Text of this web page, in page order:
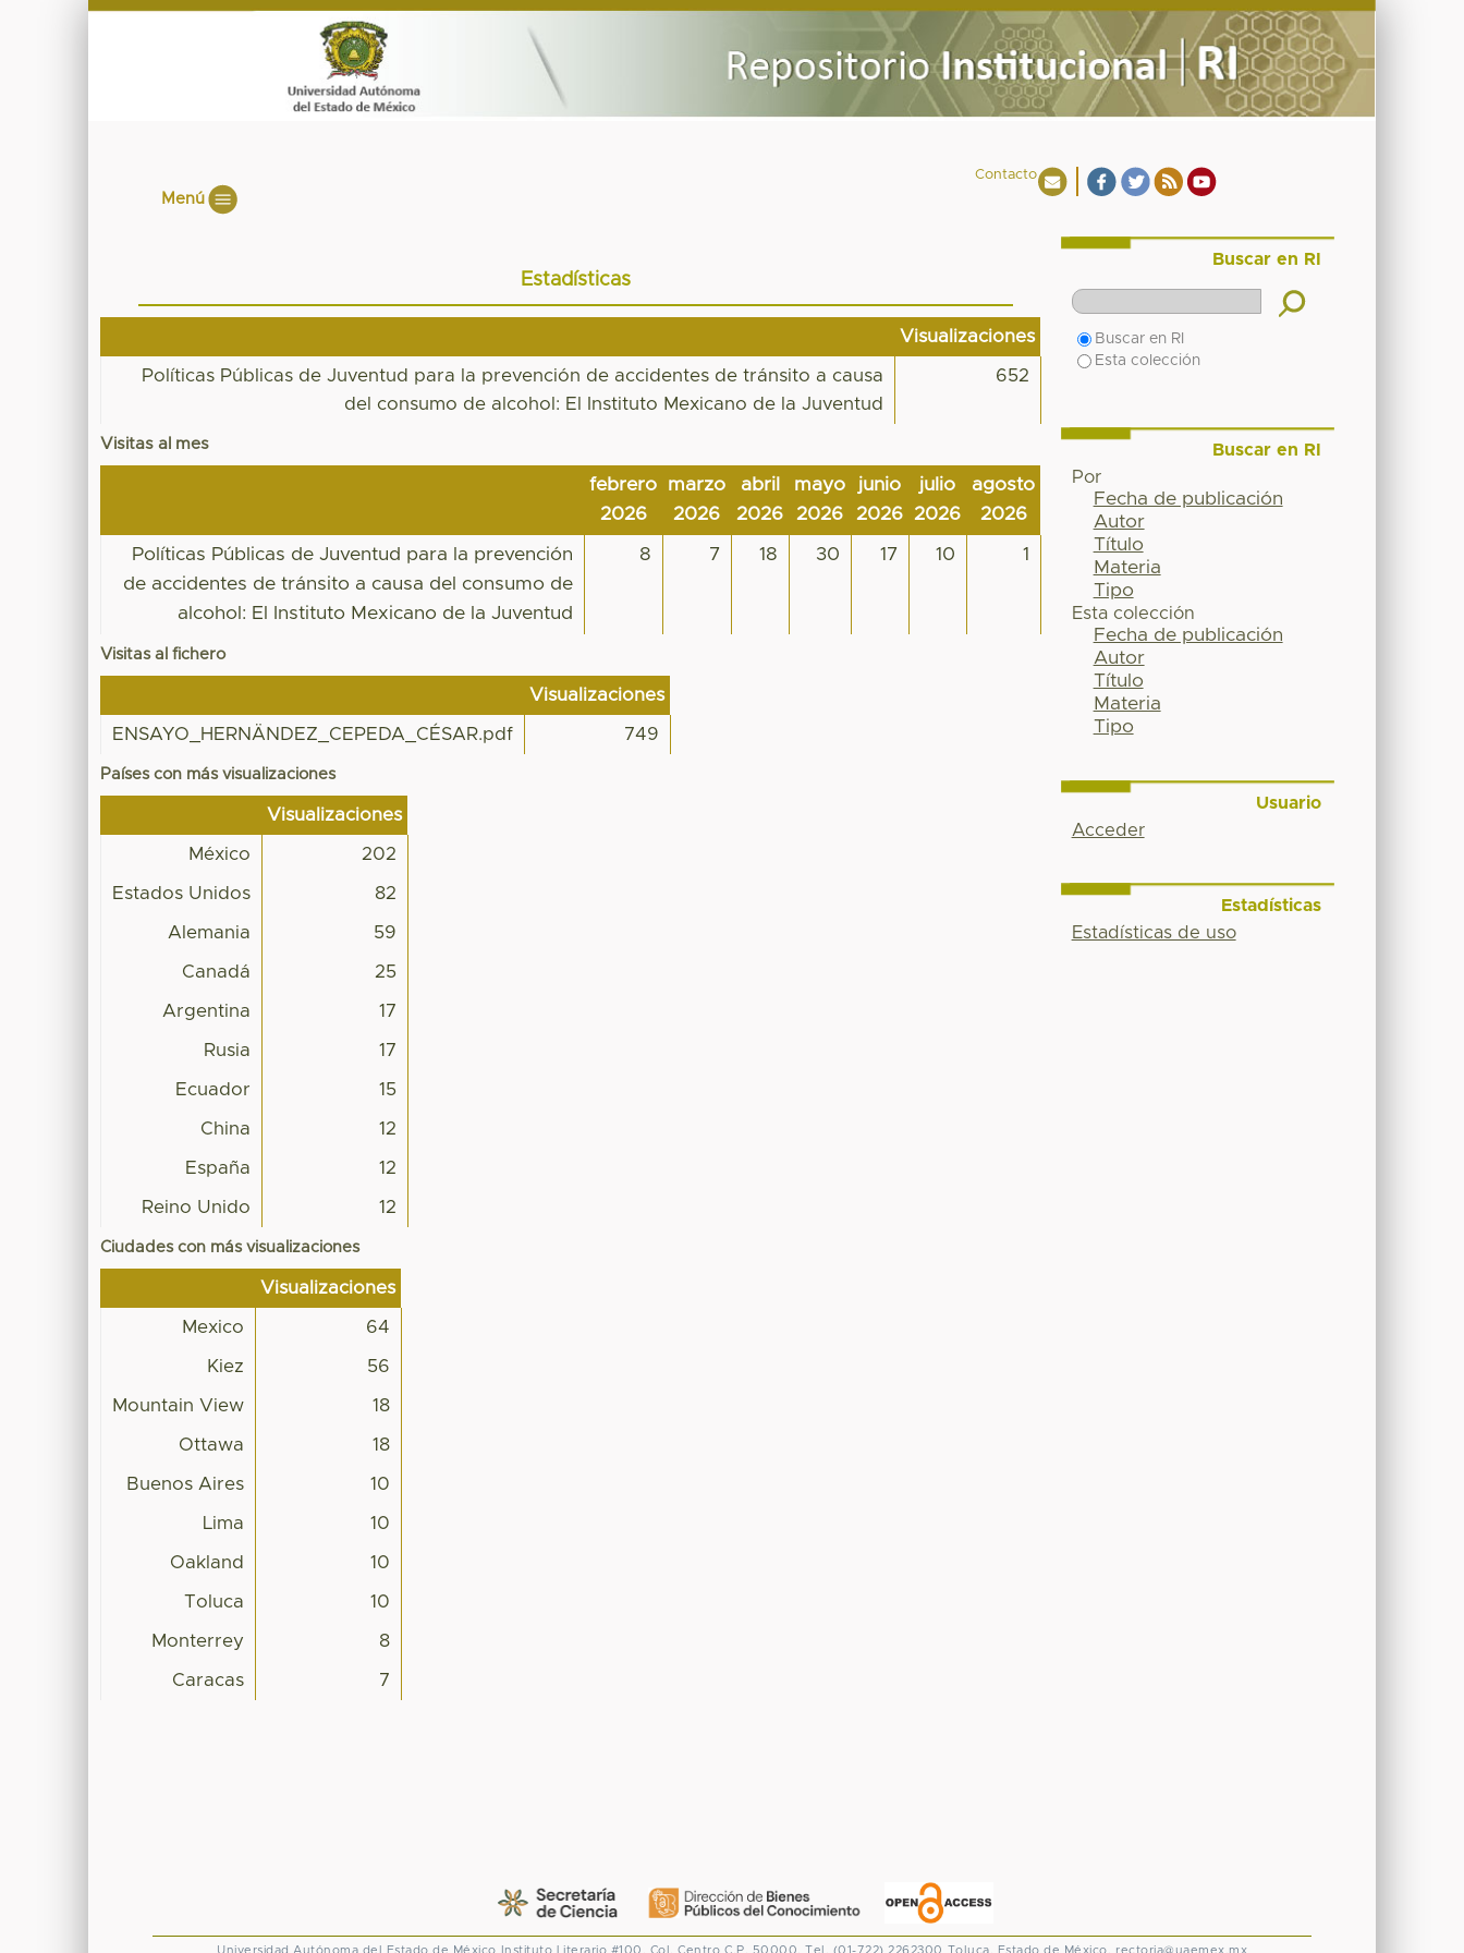
Contacto
Menú
Estadísticas
Visualizaciones
Políticas Públicas de Juventud para la prevención de accidentes de tránsito a causa
del consumo de alcohol: El Instituto Mexicano de la Juventud
652
Visitas al mes
febrero
2026
marzo
2026
abril
2026
mayo
2026
junio
2026
julio
2026
agosto
2026
Políticas Públicas de Juventud para la prevención
de accidentes de tránsito a causa del consumo de
alcohol: El Instituto Mexicano de la Juventud
8 7 18 30 17 10 1
Visitas al fichero
Visualizaciones
ENSAYO_HERNÄNDEZ_CEPEDA_CÉSAR.pdf 749
Países con más visualizaciones
Visualizaciones
México 202
Estados Unidos 82
Alemania 59
Canadá 25
Argentina 17
Rusia 17
Ecuador 15
China 12
España 12
Reino Unido 12
Ciudades con más visualizaciones
Visualizaciones
Mexico 64
Kiez 56
Mountain View 18
Ottawa 18
Buenos Aires 10
Lima 10
Oakland 10
Toluca 10
Monterrey 8
Caracas 7
Buscar en RI
Buscar en RI
Esta colección
Buscar en RI
Por
Fecha de publicación
Autor
Título
Materia
Tipo
Esta colección
Fecha de publicación
Autor
Título
Materia
Tipo
Usuario
Acceder
Estadísticas
Estadísticas de uso
Universidad Autónoma del Estado de México Instituto Literario #100. Col. Centro C.P. 50000. Tel. (01-722) 2262300 Toluca, Estado de México. rectoria@uaemex.mx